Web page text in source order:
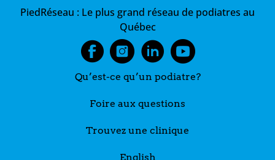
PiedRéseau : Le plus grand réseau de podiatres au
Québec
Qu’est-ce qu’un podiatre?
Foire aux questions
Trouvez une clinique
English